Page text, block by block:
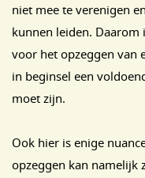
niet mee te verenigen
kunnen leiden. Daarom
voor het opzeggen van
in beginsel een
moet zijn.
Ook hier is enige
opzeggen kan namelijk